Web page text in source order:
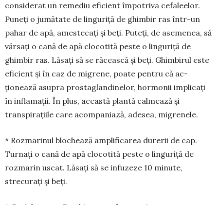
considerat un re­mediu eficient împotriva cefa­le­elor.
Puneți o jumătate de linguriță de ghim­bir ras într-un
pahar de apă, ames­tecați și beți. Puteți, de ase­­­me­nea, să
vărsați o cană de apă clocotită peste o lin­guriță de
ghimbir ras. Lă­sați să se răcească și beți. Ghimbirul este
eficient și în caz de migrene, poate pentru că ac­
ționează asupra prostaglandinelor, hor­mo­nii impli­cați
în inflamații. În plus, această plantă cal­­mează și
transpirațiile care acompaniază, adesea, migre­nele.
* Rozmarinul blochează amplificarea durerii de cap.
Turnați o cană de apă clocotită peste o linguriță de
rozmarin uscat. Lăsați să se infuzeze 10 minute,
strecurați și beți.